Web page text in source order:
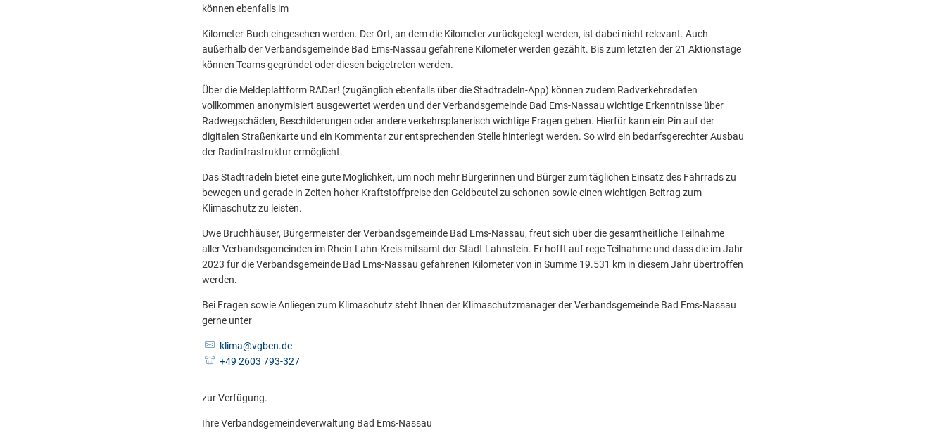
können ebenfalls im
Kilometer-Buch eingesehen werden. Der Ort, an dem die Kilometer zurückgelegt werden, ist dabei nicht relevant. Auch
außerhalb der Verbandsgemeinde Bad Ems-Nassau gefahrene Kilometer werden gezählt. Bis zum letzten der 21 Aktionstage
können Teams gegründet oder diesen beigetreten werden.
Über die Meldeplattform RADar! (zugänglich ebenfalls über die Stadtradeln-App) können zudem Radverkehrsdaten
vollkommen anonymisiert ausgewertet werden und der Verbandsgemeinde Bad Ems-Nassau wichtige Erkenntnisse über
Radwegschäden, Beschilderungen oder andere verkehrsplanerisch wichtige Fragen geben. Hierfür kann ein Pin auf der
digitalen Straßenkarte und ein Kommentar zur entsprechenden Stelle hinterlegt werden. So wird ein bedarfsgerechter Ausbau
der Radinfrastruktur ermöglicht.
Das Stadtradeln bietet eine gute Möglichkeit, um noch mehr Bürgerinnen und Bürger zum täglichen Einsatz des Fahrrads zu
bewegen und gerade in Zeiten hoher Kraftstoffpreise den Geldbeutel zu schonen sowie einen wichtigen Beitrag zum
Klimaschutz zu leisten.
Uwe Bruchhäuser, Bürgermeister der Verbandsgemeinde Bad Ems-Nassau, freut sich über die gesamtheitliche Teilnahme
aller Verbandsgemeinden im Rhein-Lahn-Kreis mitsamt der Stadt Lahnstein. Er hofft auf rege Teilnahme und dass die im Jahr
2023 für die Verbandsgemeinde Bad Ems-Nassau gefahrenen Kilometer von in Summe 19.531 km in diesem Jahr übertroffen
werden.
Bei Fragen sowie Anliegen zum Klimaschutz steht Ihnen der Klimaschutzmanager der Verbandsgemeinde Bad Ems-Nassau
gerne unter
klima@vgben.de
+49 2603 793-327
zur Verfügung.
Ihre Verbandsgemeindeverwaltung Bad Ems-Nassau